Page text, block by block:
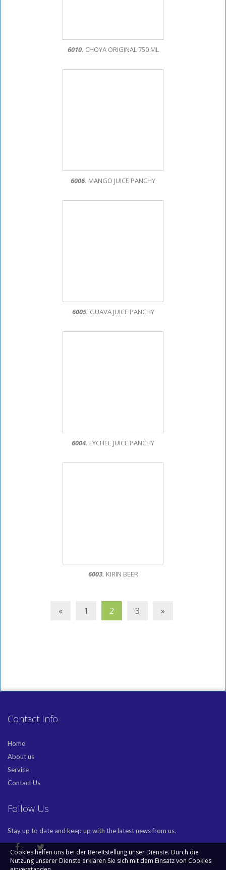
6010. CHOYA ORIGINAL 750 ML
6006. MANGO JUICE PANCHY
6005. GUAVA JUICE PANCHY
6004. LYCHEE JUICE PANCHY
6003. KIRIN BEER
« 1 2 3 »
Contact Info
Home
About us
Service
Contact Us
Follow Us
Stay up to date and keep up with the latest news from us.
Cookies helfen uns bei der Bereitstellung unser Dienste. Durch die
Nutzung unserer Dienste erklären Sie sich mit dem Einsatz von Cookies